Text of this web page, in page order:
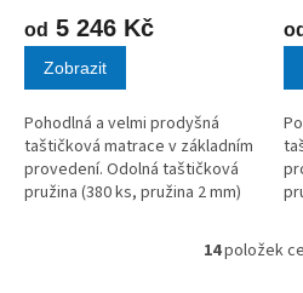
od 5 246 Kč
Zobrazit
Pohodlná a velmi prodyšná
taštičková matrace v základním
provedení. Odolná taštičková
pružina (380 ks, pružina 2 mm)
a dlouhou životnost. Použité
od
O
14položek